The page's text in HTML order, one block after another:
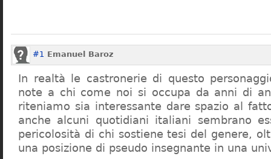
#1 Emanuel Baroz
In realtà le castronerie di questo
note a chi come noi si occupa da anni di
riteniamo sia interessante dare spazio al fatto
anche alcuni quotidiani italiani sembrano
pericolosità di chi sostiene tesi del genere,
una posizione di pseudo insegnante in una